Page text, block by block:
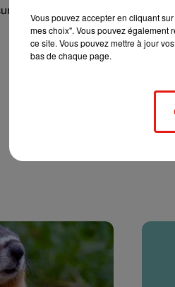
place le jour-même mais il est
Vous pouvez accepter en cliquant
mes choix". Vous pouvez également
ce site. Vous pouvez mettre à jour
bas de chaque page.